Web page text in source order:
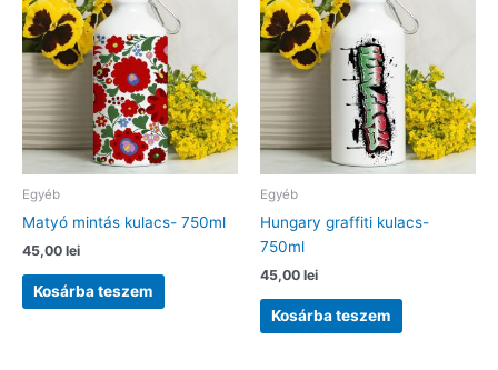
Egyéb
Matyó mintás kulacs- 750ml
45,00 lei
Kosárba teszem
Egyéb
Hungary graffiti kulacs-
750ml
45,00 lei
Kosárba teszem